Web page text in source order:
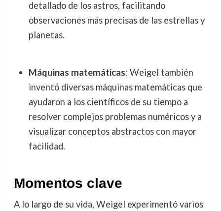
detallado de los astros, facilitando
observaciones más precisas de las estrellas y
planetas.
Máquinas matemáticas: Weigel también
inventó diversas máquinas matemáticas que
ayudaron a los científicos de su tiempo a
resolver complejos problemas numéricos y a
visualizar conceptos abstractos con mayor
facilidad.
Momentos clave
A lo largo de su vida, Weigel experimentó varios